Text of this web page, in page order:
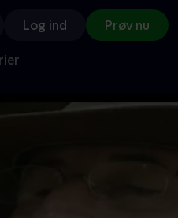
Log ind Prøv nu